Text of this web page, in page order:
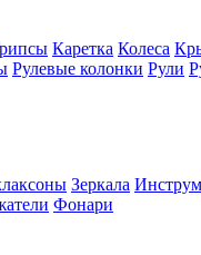
Каретка Колеса
Рулевые колонки Рули
Зеркала
Фонари